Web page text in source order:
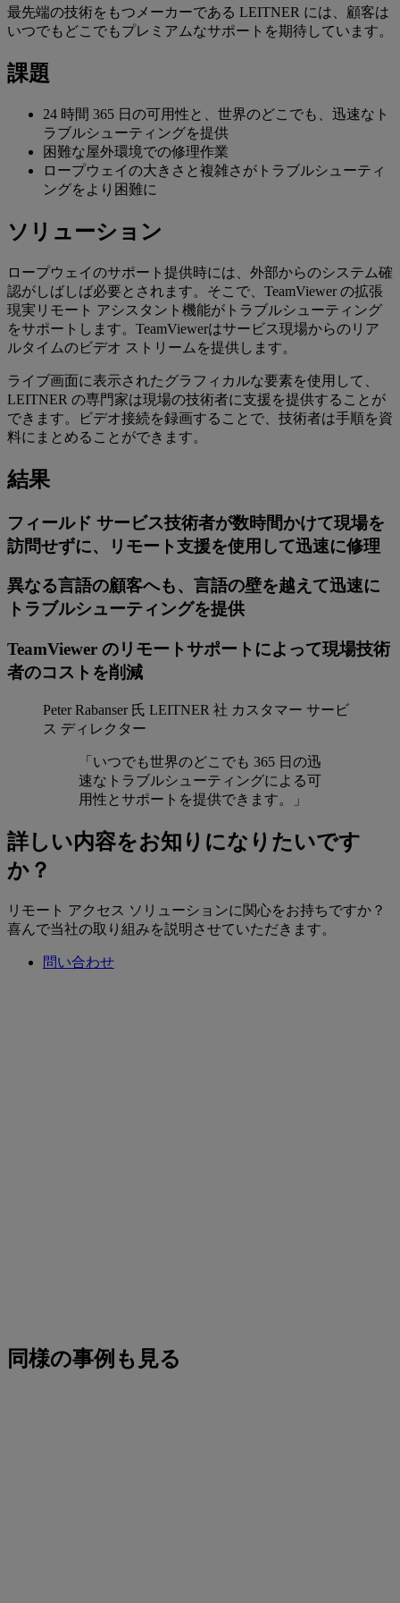
最先端の技術をもつメーカーである LEITNER には、顧客は
いつでもどこでもプレミアムなサポートを期待しています。
課題
24 時間 365 日の可用性と、世界のどこでも、迅速なト
ラブルシューティングを提供
困難な屋外環境での修理作業
ロープウェイの大きさと複雑さがトラブルシューティ
ングをより困難に
ソリューション
ロープウェイのサポート提供時には、外部からのシステム確
認がしばしば必要とされます。そこで、TeamViewer の拡張
現実リモート アシスタント機能がトラブルシューティング
をサポートします。TeamViewerはサービス現場からのリア
ルタイムのビデオ ストリームを提供します。
ライブ画面に表示されたグラフィカルな要素を使用して、
LEITNER の専門家は現場の技術者に支援を提供することが
できます。ビデオ接続を録画することで、技術者は手順を資
料にまとめることができます。
結果
フィールド サービス技術者が数時間かけて現場を
訪問せずに、リモート支援を使用して迅速に修理
異なる言語の顧客へも、言語の壁を越えて迅速に
トラブルシューティングを提供
TeamViewer のリモートサポートによって現場技術
者のコストを削減
Peter Rabanser 氏 LEITNER 社 カスタマー サービ
ス ディレクター
「いつでも世界のどこでも 365 日の迅
速なトラブルシューティングによる可
用性とサポートを提供できます。」
詳しい内容をお知りになりたいです
か？
リモート アクセス ソリューションに関心をお持ちですか？
喜んで当社の取り組みを説明させていただきます。
問い合わせ
同様の事例も見る